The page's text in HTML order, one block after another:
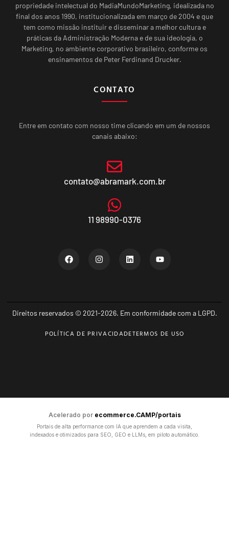
propriedade intelectual do MadiaMundoMarketing, idealizada no
final dos anos 1990, institucionalizada em março de 2004 e que
tem como missão instituir e disseminar a melhor cultura e
práticas da Administração Moderna e de sua ideologia, o
Marketing, no ambiente corporativo brasileiro, conforme os
ensinamentos de Peter Ferdinand Drucker.
CONTATO
Entre em contato com nosso time clicando em um de nossos
canais abaixo:
contato@abramark.com.br
11 98990-0376
Direitos reservados © 2021-2026. Em conformidade com a LGPD.
POLÍTICA DE PRIVACIDADETERMOS DE USO
Acelerado por ecommerce.CAMP/portais
Portais de alta performance com IA que aprendem a cada visita,
indexados e otimizados para SEO, GEO e LLMs, em piloto automático.